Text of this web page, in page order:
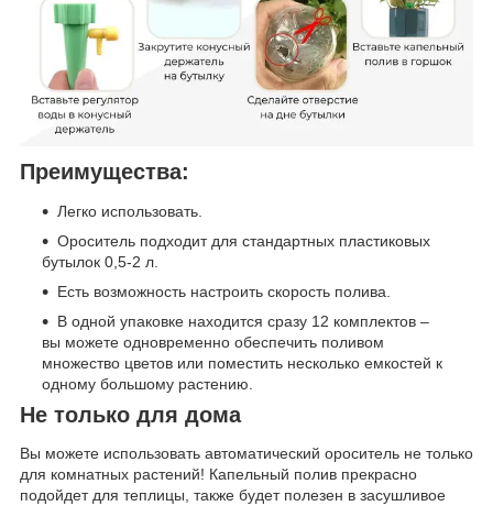
Преимущества:
Легко использовать.
Ороситель подходит для стандартных пластиковых
бутылок 0,5-2 л.
Есть возможность настроить скорость полива.
В одной упаковке находится сразу 12 комплектов –
вы можете одновременно обеспечить поливом
множество цветов или поместить несколько емкостей к
одному большому растению.
Не только для дома
Вы можете использовать автоматический ороситель не только
для комнатных растений! Капельный полив прекрасно
подойдет для теплицы, также будет полезен в засушливое